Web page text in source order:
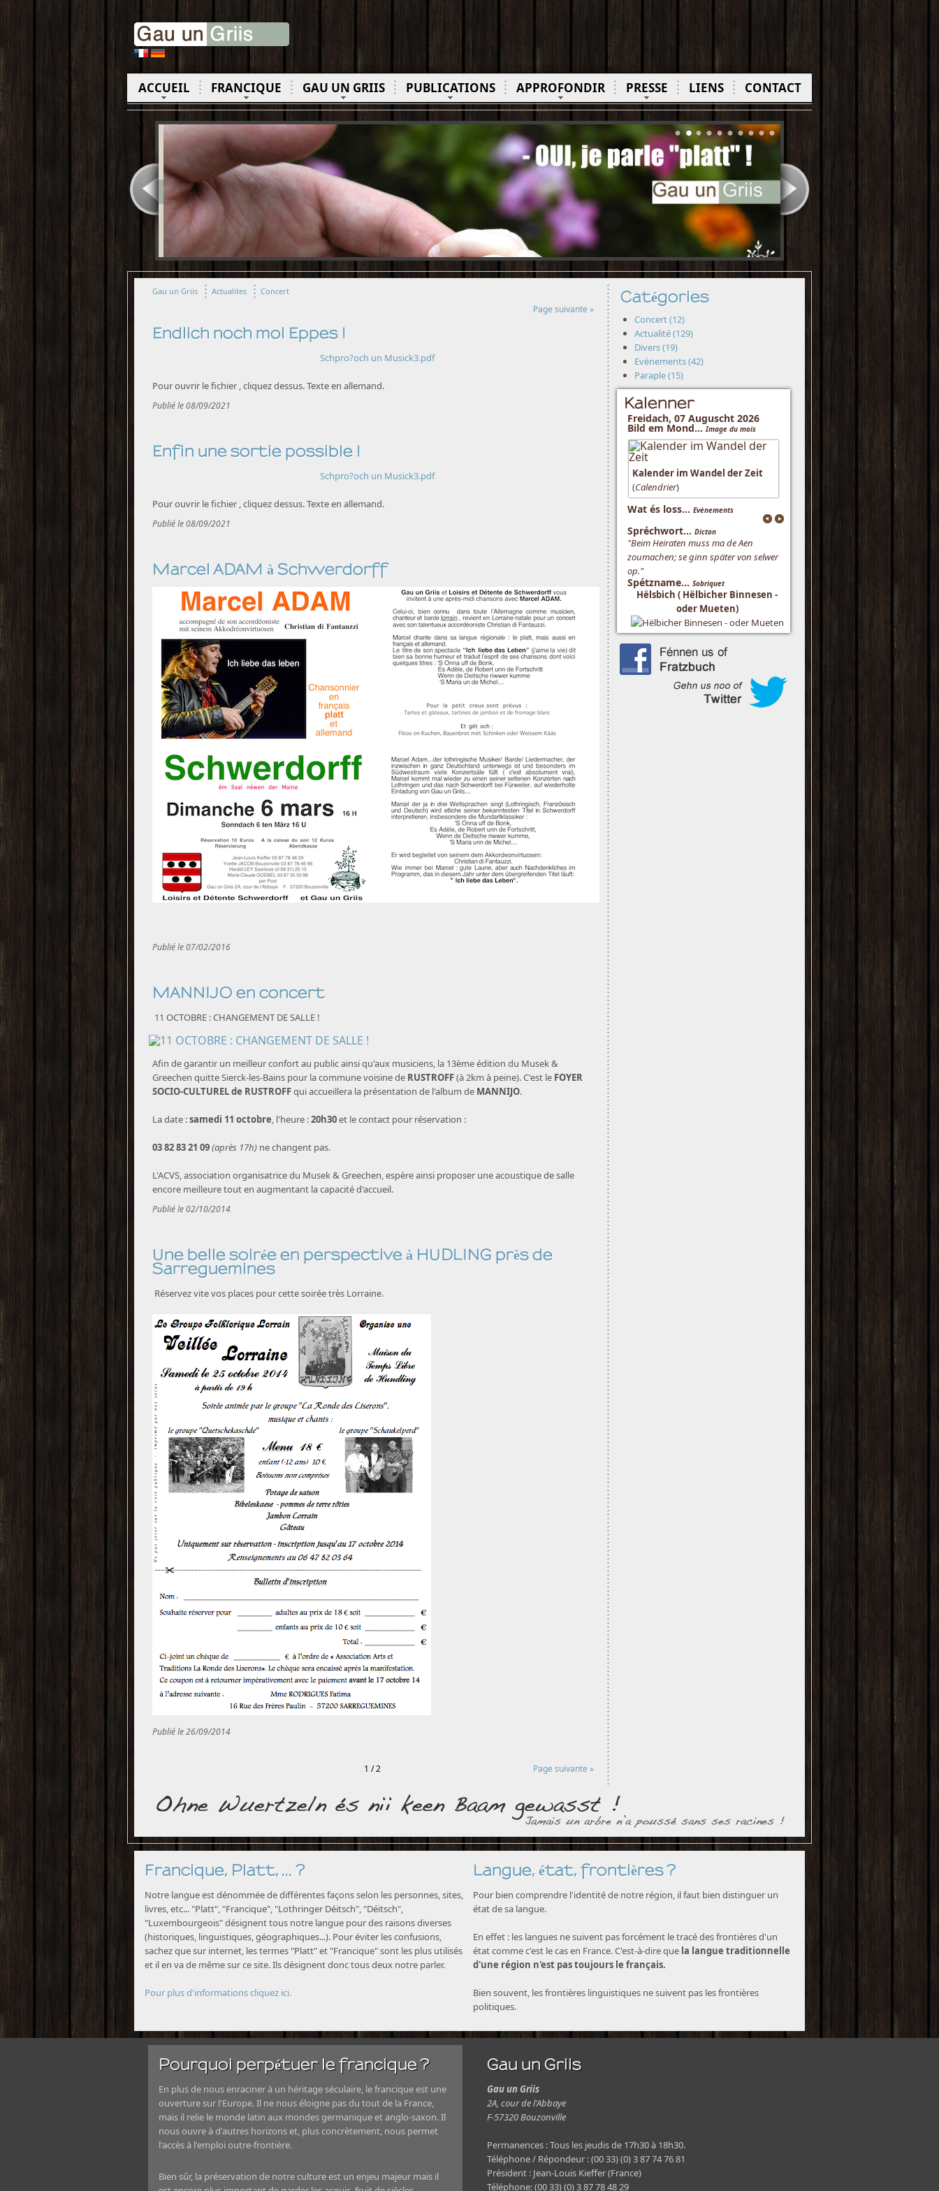
ACCUEIL FRANCIQUE GAU UN GRIIS PUBLICATIONS APPROFONDIR PRESSE LIENS CONTACT
Gau un Griis Actualites Concert
Page suivante »
Endlich noch mol Eppes !
Schpro?och un Musick3.pdf
Pour ouvrir le fichier , cliquez dessus. Texte en allemand.
Publié le 08/09/2021
Enfin une sortie possible !
Schpro?och un Musick3.pdf
Pour ouvrir le fichier , cliquez dessus. Texte en allemand.
Publié le 08/09/2021
Marcel ADAM à Schwerdorff
Publié le 07/02/2016
MANNIJO en concert
11 OCTOBRE : CHANGEMENT DE SALLE !
Afin de garantir un meilleur confort au public ainsi qu'aux musiciens, la 13ème édition du Musek &
Greechen quitte Sierck-les-Bains pour la commune voisine de RUSTROFF(à 2km à peine). C'est le FOYER
SOCIO-CULTUREL de RUSTROFFqui accueillera la présentation de l'album de MANNIJO.
La date :samedi 11 octobre, l'heure :20h30et le contact pour réservation :
03 82 83 21 09(après 17h) ne changent pas.
L'ACVS, association organisatrice du Musek & Greechen, espère ainsi proposer une acoustique de salle
encore meilleure tout en augmentant la capacité d'accueil.
Publié le 02/10/2014
Une belle soirée en perspective à HUDLING près de
Sarreguemines
Réservez vite vos places pour cette soirée très Lorraine.
Publié le 26/09/2014
1 / 2 Page suivante »
Catégories
Concert (12)
Actualité (129)
Divers (19)
Evènements (42)
Paraple (15)
Kalenner
Freidach, 07 Auguscht 2026
Bild em Mond...Image du mois
Kalender im Wandel der Zeit
(Calendrier)
Wat és loss... Evènements
Spréchwort... Dicton
"Beim Heiraten muss ma de Aen
zoumachen; se ginn später von selwer
op."
Spétzname... Sobriquet
Hëlsbich ( Hëlbicher Binnesen -
oder Mueten)
Francique, Platt, ... ?
Notre langue est dénommée de différentes façons selon les personnes, sites,
livres, etc... "Platt", "Francique", "Lothringer Déitsch", "Déitsch",
"Luxembourgeois" désignent tous notre langue pour des raisons diverses
(historiques, linguistiques, géographiques...). Pour éviter les confusions,
sachez que sur internet, les termes "Platt" et "Francique" sont les plus utilisés
et il en va de même sur ce site. Ils désignent donc tous deux notre parler.
Pour plus d'informations cliquez ici.
Langue, état, frontières ?
Pour bien comprendre l'identité de notre région, il faut bien distinguer un
état de sa langue.
En effet : les langues ne suivent pas forcément le tracé des frontières d'un
état comme c'est le cas en France. C'est-à-dire que la langue traditionnelle
d'une région n'est pas toujours le français.
Bien souvent, les frontières linguistiques ne suivent pas les frontières
politiques.
Pourquoi perpétuer le francique ?
En plus de nous enraciner à un héritage séculaire, le francique est une
ouverture sur l'Europe. Il ne nous éloigne pas du tout de la France,
mais il relie le monde latin aux mondes germanique et anglo-saxon. Il
nous ouvre à d'autres horizons et, plus concrètement, nous permet
l'accès à l'emploi outre-frontière.
Bien sûr, la préservation de notre culture est un enjeu majeur mais il
Gau un Griis
Gau un Griis
2A, cour de l'Abbaye
F-57320 Bouzonville
Permanences : Tous les jeudis de 17h30 à 18h30.
Téléphone / Répondeur : (00 33) (0) 3 87 74 76 81
Président : Jean-Louis Kieffer (France)
Téléphone: (00 33) (0) 3 87 78 48 29